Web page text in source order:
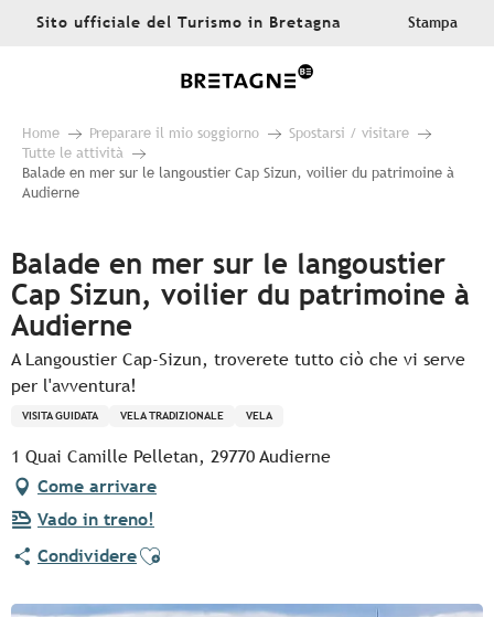
AllerSito ufficiale del Turismo in Bretagna Stampa
Home Preparare il mio soggiorno
Spostarsi / visitare
Tutte le attività
Balade en mer sur le langoustier Cap Sizun, voilier du patrimoine à
Audierne
Balade en mer sur le langoustier
Cap Sizun, voilier du patrimoine à
Audierne
A Langoustier Cap-Sizun, troverete tutto ciò che vi serve
per l'avventura!
VISITA GUIDATA VELA TRADIZIONALE VELA
1 Quai Camille Pelletan, 29770 Audierne
Come arrivare
Vado in treno!
CondividereAjouter aux favoris